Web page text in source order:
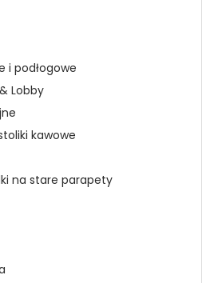
i podłogowe
Lobby
kawowe
na stare parapety